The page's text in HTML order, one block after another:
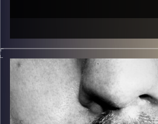
של הופעות חיות. הרבה ג'אם, רוק,
בלוז, bluegrass, ג'אז, Fאנק, פרוגרסיב ואפילו אלקטרוניקה.
David